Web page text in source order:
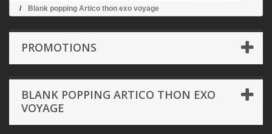
Blank popping Artico thon exo voyage
PROMOTIONS
BLANK POPPING ARTICO THON EXO
VOYAGE